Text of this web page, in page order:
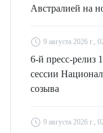
Австралией на
9 августа 2026 г.,
6-й пресс-релиз
сессии
созыва
9 августа 2026 г.,